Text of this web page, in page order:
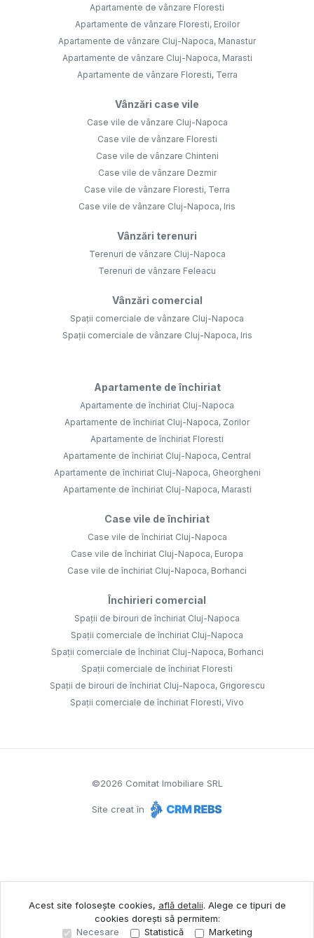
Apartamente de vânzare Floresti
Apartamente de vânzare Floresti, Eroilor
Apartamente de vânzare Cluj-Napoca, Manastur
Apartamente de vânzare Cluj-Napoca, Marasti
Apartamente de vânzare Floresti, Terra
Vânzări case vile
Case vile de vânzare Cluj-Napoca
Case vile de vânzare Floresti
Case vile de vânzare Chinteni
Case vile de vânzare Dezmir
Case vile de vânzare Floresti, Terra
Case vile de vânzare Cluj-Napoca, Iris
Vânzări terenuri
Terenuri de vânzare Cluj-Napoca
Terenuri de vânzare Feleacu
Vânzări comercial
Spații comerciale de vânzare Cluj-Napoca
Spații comerciale de vânzare Cluj-Napoca, Iris
Apartamente de închiriat
Apartamente de închiriat Cluj-Napoca
Apartamente de închiriat Cluj-Napoca, Zorilor
Apartamente de închiriat Floresti
Apartamente de închiriat Cluj-Napoca, Central
Apartamente de închiriat Cluj-Napoca, Gheorgheni
Apartamente de închiriat Cluj-Napoca, Marasti
Case vile de închiriat
Case vile de închiriat Cluj-Napoca
Case vile de închiriat Cluj-Napoca, Europa
Case vile de închiriat Cluj-Napoca, Borhanci
Închirieri comercial
Spații de birouri de închiriat Cluj-Napoca
Spații comerciale de închiriat Cluj-Napoca
Spații comerciale de închiriat Cluj-Napoca, Borhanci
Spații comerciale de închiriat Floresti
Spații de birouri de închiriat Cluj-Napoca, Grigorescu
Spații comerciale de închiriat Floresti, Vivo
©2026 Comitat Imobiliare SRL
Site creat în
Acest site folosește cookies, află detalii. Alege ce tipuri de
cookies dorești să permitem:
Necesare
Statistică Marketing